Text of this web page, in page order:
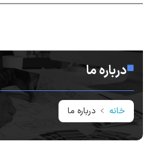
درباره ما
خانه ﹥ درباره ما